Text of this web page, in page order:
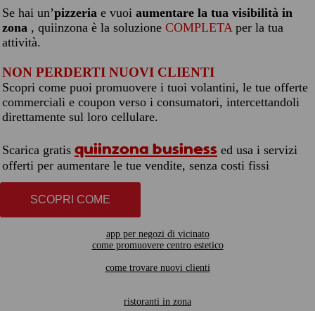
Se hai un’pizzeria e vuoi aumentare la tua visibilità in
zona , quiinzona è la soluzione COMPLETAper la tua
attività.
NON PERDERTI NUOVI CLIENTI
Scopri come puoi promuovere i tuoi volantini, le tue offerte
commerciali e coupon verso i consumatori, intercettandoli
direttamente sul loro cellulare.
Scarica gratis quiinzona business ed usa i servizi
offerti per aumentare le tue vendite, senza costi fissi
SCOPRI COME
app per negozi di vicinato
come promuovere centro estetico
come trovare nuovi clienti
ristoranti in zona